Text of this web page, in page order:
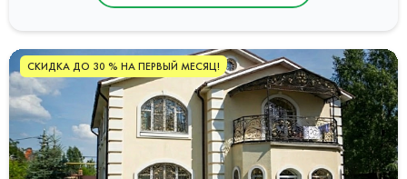
СКИДКА ДО 30 % НА ПЕРВЫЙ МЕСЯЦ!